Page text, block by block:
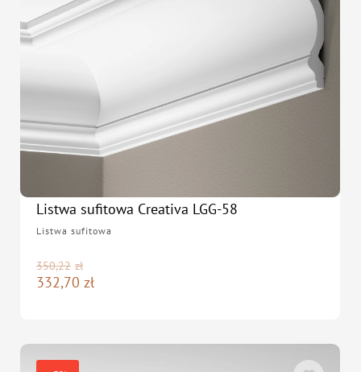
Listwa sufitowa Creativa LGG-58
Listwa sufitowa
zł
350,22
zł
332,70